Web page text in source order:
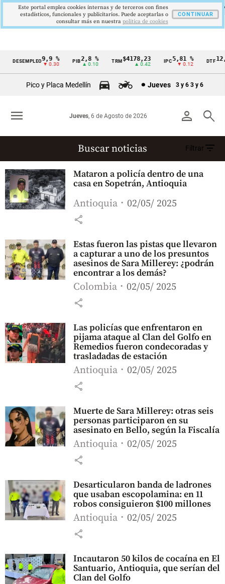
Cintillo
Colombia
DESEMPLEO9,9 %
▼ 0.30
PIB 2,8 %
▲ 0.10
TRM$4178,23
▲ 0.42
IPC5,81 %
▼ 0.12
DTF
Pico y Placa Medellín Jueves 3 y 6 3 y 6
person search
Jueves, 6 de Agosto de 2026
menu
Buscar noticias
Policía Antioquia (14287 resultados)
Filtrar filter_list
Mataron a policía dentro de una
casa en Sopetrán, Antioquia
Antioquia 02/05/ 2025
share
Estas fueron las pistas que llevaron
a capturar a uno de los presuntos
asesinos de Sara Millerey: ¿podrán
encontrar a los demás?
Colombia 02/05/ 2025
share
Las policías que enfrentaron en
pijama ataque al Clan del Golfo en
Remedios fueron condecoradas y
trasladadas de estación
Antioquia 02/05/ 2025
share
Muerte de Sara Millerey: otras seis
personas participaron en su
asesinato en Bello, según la Fiscalía
Antioquia 02/05/ 2025
share
Desarticularon banda de ladrones
que usaban escopolamina: en 11
robos consiguieron $100 millones
Antioquia 02/05/ 2025
share
Incautaron 50 kilos de cocaína en El
Santuario, Antioquia, que serían del
Clan del Golfo
Este portal emplea cookies internas y de terceros con fines
estadísticos, funcionales y publicitarios. Puede aceptarlas o
consultar más en nuestra politica de cookies
CONTINUAR